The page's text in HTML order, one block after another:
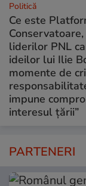
Politică
Ce este
liderilor PNL
ideilor lui Ilie
momente de
impune
interesul țării”
PARTENERI